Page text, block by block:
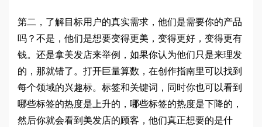
第二，了解目标用户的真实需求，他们是需要你的产品
吗？不是，他们是想要变得更美，变得更好，变得更有
钱。还是拿美发店来举例，如果你认为他们只是来理发
的，那就错了。打开巨量算数，在创作指南里可以找到
每个领域的兴趣标。标签和关键词，同时你也可以看到
哪些标签的热度是上升的，哪些标签的热度是下降的，
然后你就会看到美发店的顾客，他们真正想要的是什